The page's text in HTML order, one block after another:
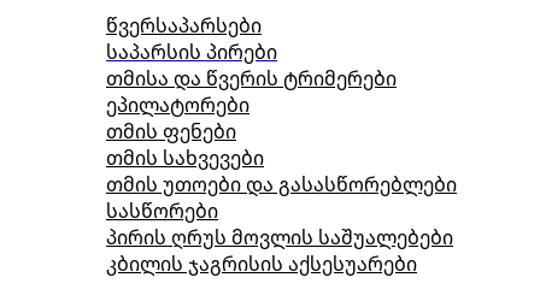
წვერსაპარსები
საპარსის პირები
თმისა და წვერის ტრიმერები
ეპილატორები
თმის ფენები
თმის სახვევები
თმის უთოები და გასასწორებლები
სასწორები
პირის ღრუს მოვლის საშუალებები
კბილის ჯაგრისის აქსესუარები